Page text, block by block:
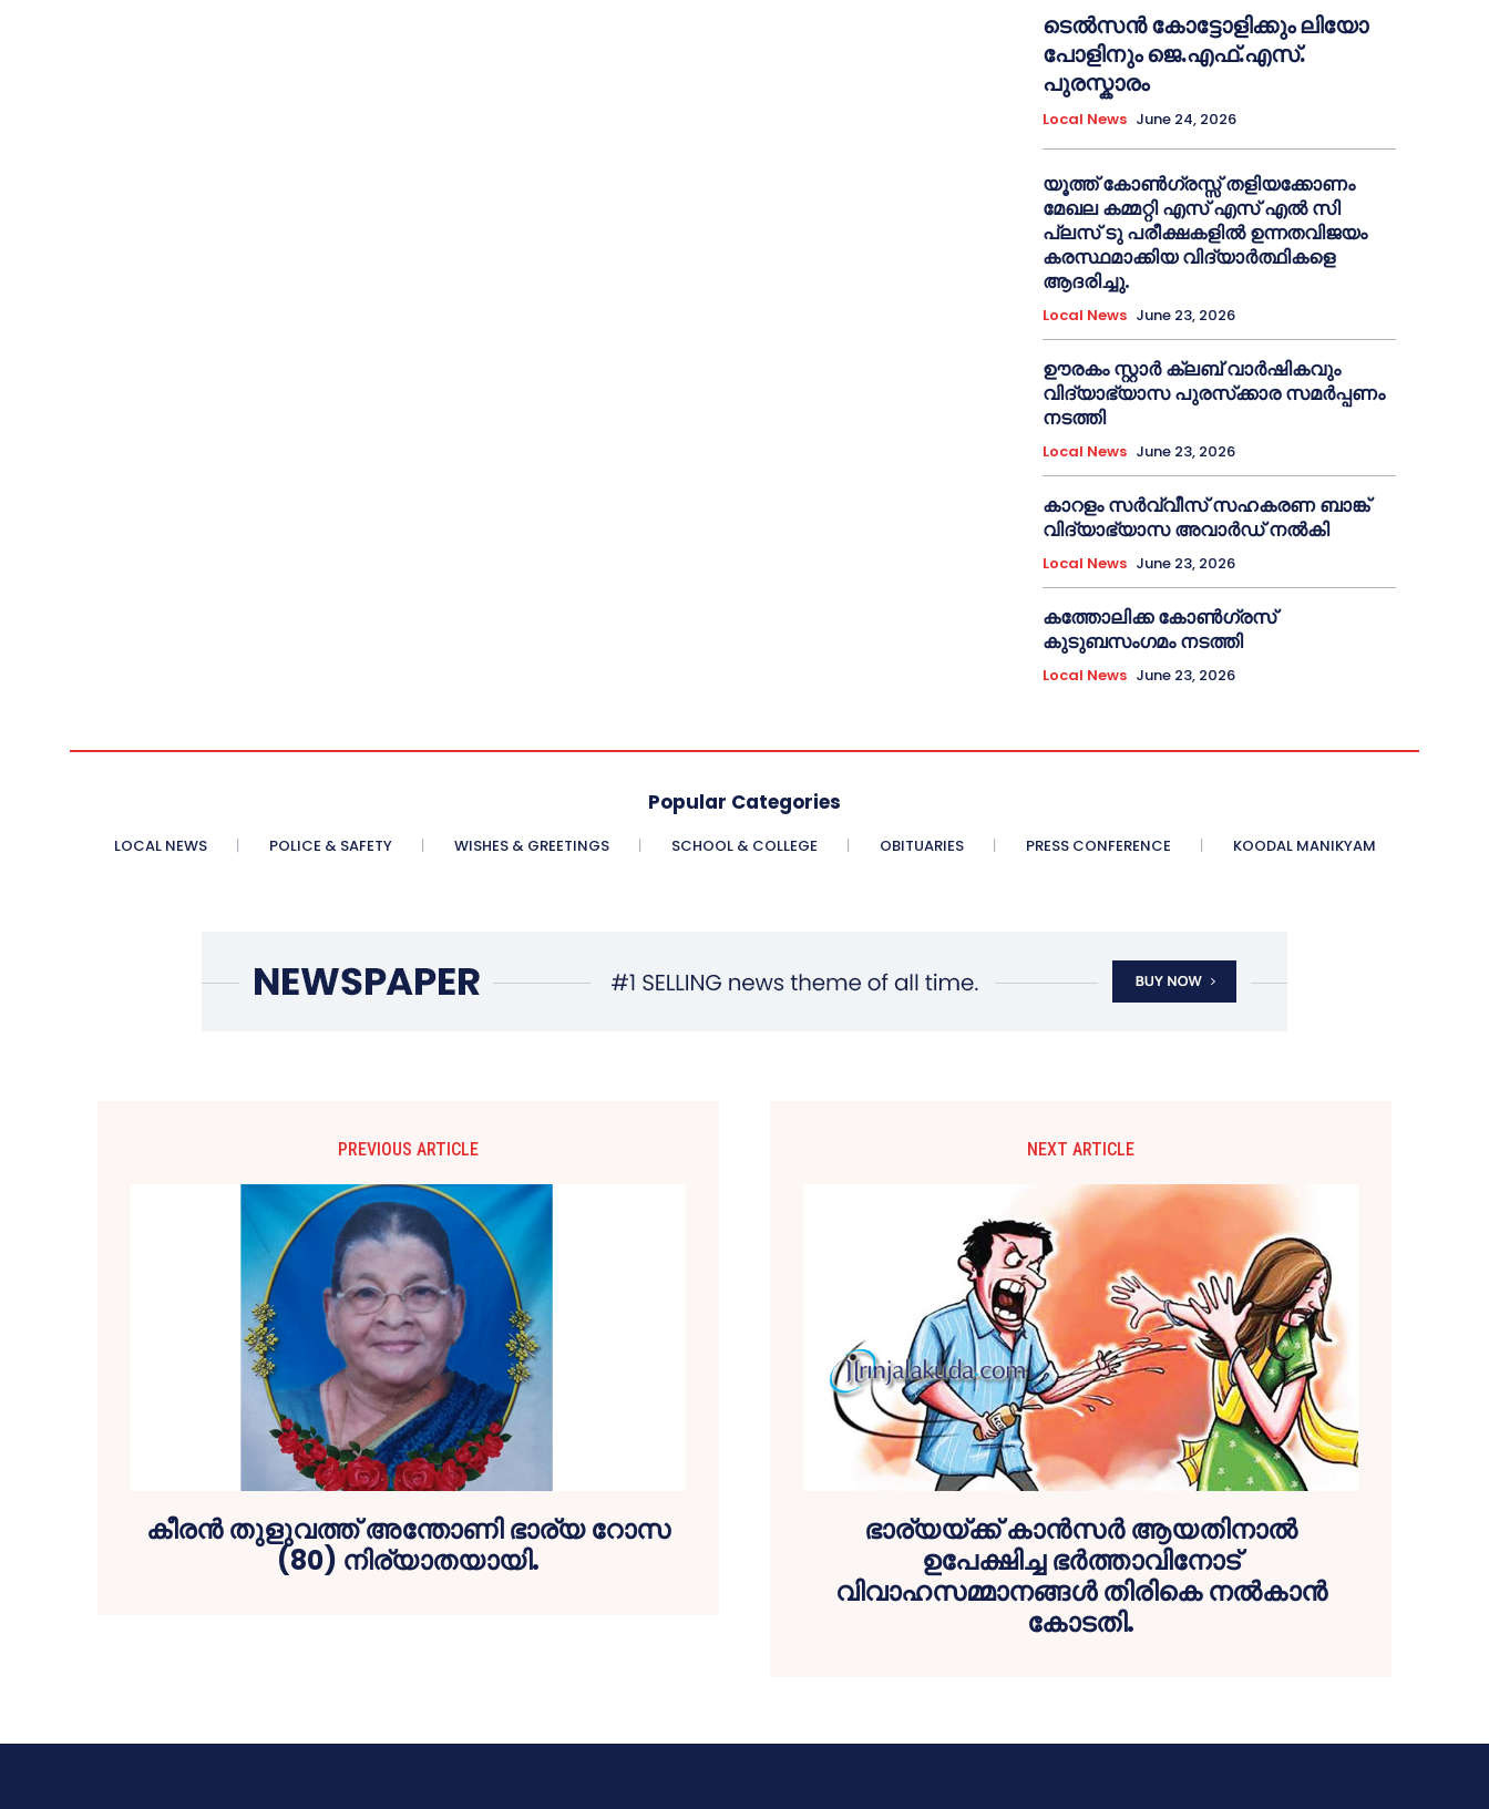
ടെൽസൻ കോട്ടോളിക്കും ലിയോ
പോളിനും ജെ.എഫ്.എസ്.
പുരസ്കാരം
Local News June 24, 2026
യൂത്ത് കോൺഗ്രസ്സ് തളിയക്കോണം
മേഖല കമ്മറ്റി എസ് എസ് എൽ സി
പ്ലസ് ടു പരീക്ഷകളിൽ ഉന്നതവിജയം
കരസ്ഥമാക്കിയ വിദ്യാർത്ഥികളെ
ആദരിച്ചു.
Local News June 23, 2026
ഊരകം സ്റ്റാർ ക്ലബ് വാർഷികവും
വിദ്യാഭ്യാസ പുരസ്‌ക്കാര സമർപ്പണം
നടത്തി
Local News June 23, 2026
കാറളം സർവ്വീസ് സഹകരണ ബാങ്ക്
വിദ്യാഭ്യാസ അവാർഡ് നൽകി
Local News June 23, 2026
കത്തോലിക്ക കോൺഗ്രസ്
കുടുബസംഗമം നടത്തി
Local News June 23, 2026
Popular Categories
LOCAL NEWS POLICE & SAFETY WISHES & GREETINGS SCHOOL & COLLEGE OBITUARIES PRESS CONFERENCE KOODAL MANIKYAM
PREVIOUS ARTICLE
കീരന്‍ തുളുവത്ത് അന്തോണി ഭാര്യ റോസ
(80) നിര്യാതയായി.
NEXT ARTICLE
ഭാര്യയ്ക്ക് കാന്‍സര്‍ ആയതിനാല്‍
ഉപേക്ഷിച്ച ഭര്‍ത്താവിനോട്
വിവാഹസമ്മാനങ്ങള്‍ തിരികെ നല്‍കാന്‍
കോടതി.